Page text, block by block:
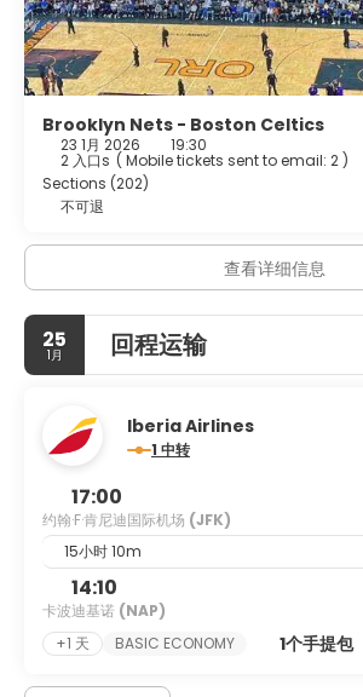
Featured amenities include express
cleaning/laundry services, and a 24-
Brooklyn Nets - Boston Celtics
23 1月 2026 19:30
2 入口s ( Mobile tickets sent to email: 2 )
Sections (202)
不可退
查看详细信息
25
1月 回程运输
Iberia Airlines
1 中转
17:00
约翰·F·肯尼迪国际机场 (JFK)
15小时 10m
14:10
卡波迪基诺 (NAP)
+1 天
BASIC ECONOMY 1个手提包